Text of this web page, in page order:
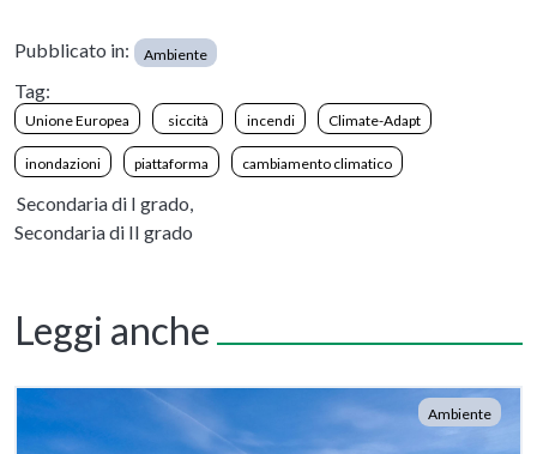
Pubblicato in: Ambiente
Tag:
Unione Europea siccità incendi Climate-Adapt
inondazioni piattaforma cambiamento climatico
Secondaria di I grado,
Secondaria di II grado
Leggi anche
Ambiente